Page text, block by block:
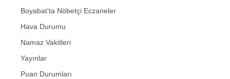
Boyabat’ta Nöbetçi Eczaneler
Hava Durumu
Namaz Vakitleri
Yayınlar
Puan Durumları